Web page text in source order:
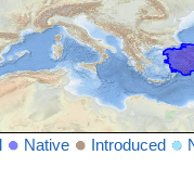
Native Introduced